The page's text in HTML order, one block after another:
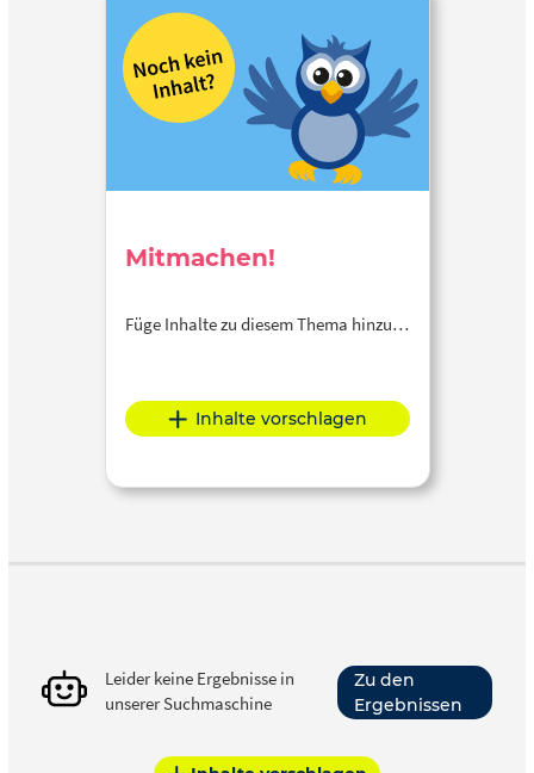
Mitmachen!
Füge Inhalte zu diesem Thema hinzu…
Inhalte vorschlagen
Leider keine Ergebnisse in
unserer Suchmaschine
Zu den
Ergebnissen